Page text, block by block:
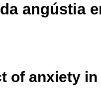
angústia
of anxiety in